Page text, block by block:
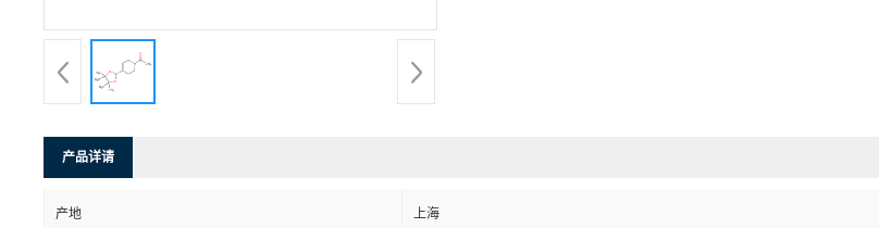
产品详请
产地 上海